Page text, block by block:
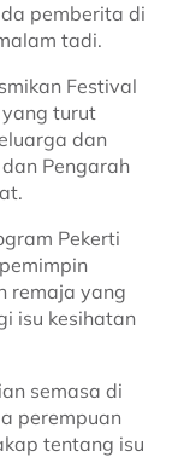
pemberita di
tadi.
Festival
yang turut
dan
Pengarah
Pekerti
remaja yang
isu kesihatan
semasa di
perempuan
tentang isu